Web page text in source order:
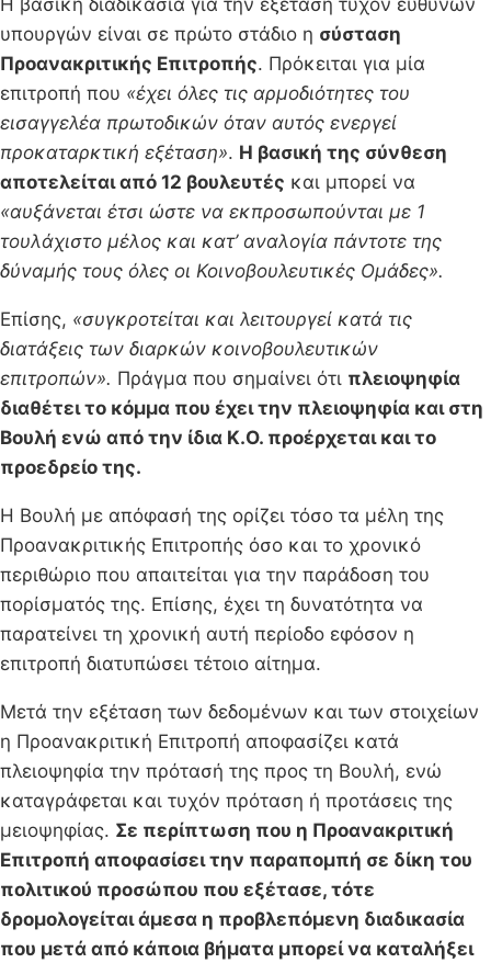
Η βασική διαδικασία για την εξέταση τυχόν ευθυνών
υπουργών είναι σε πρώτο στάδιο η σύσταση
Προανακριτικής Επιτροπής. Πρόκειται για μία
επιτροπή που «έχει όλες τις αρμοδιότητες του
εισαγγελέα πρωτοδικών όταν αυτός ενεργεί
προκαταρκτική εξέταση». Η βασική της σύνθεση
αποτελείται από 12 βουλευτές και μπορεί να
«αυξάνεται έτσι ώστε να εκπροσωπούνται με 1
τουλάχιστο μέλος και κατ’ αναλογία πάντοτε της
δύναμής τους όλες οι Κοινοβουλευτικές Ομάδες».
Επίσης, «συγκροτείται και λειτουργεί κατά τις
διατάξεις των διαρκών κοινοβουλευτικών
επιτροπών». Πράγμα που σημαίνει ότι πλειοψηφία
διαθέτει το κόμμα που έχει την πλειοψηφία και στη
Βουλή ενώ από την ίδια Κ.Ο. προέρχεται και το
προεδρείο της.
Η Βουλή με απόφασή της ορίζει τόσο τα μέλη της
Προανακριτικής Επιτροπής όσο και το χρονικό
περιθώριο που απαιτείται για την παράδοση του
πορίσματός της. Επίσης, έχει τη δυνατότητα να
παρατείνει τη χρονική αυτή περίοδο εφόσον η
επιτροπή διατυπώσει τέτοιο αίτημα.
Μετά την εξέταση των δεδομένων και των στοιχείων
η Προανακριτική Επιτροπή αποφασίζει κατά
πλειοψηφία την πρότασή της προς τη Βουλή, ενώ
καταγράφεται και τυχόν πρόταση ή προτάσεις της
μειοψηφίας. Σε περίπτωση που η Προανακριτική
Επιτροπή αποφασίσει την παραπομπή σε δίκη του
πολιτικού προσώπου που εξέτασε, τότε
δρομολογείται άμεσα η προβλεπόμενη διαδικασία
που μετά από κάποια βήματα μπορεί να καταλήξει